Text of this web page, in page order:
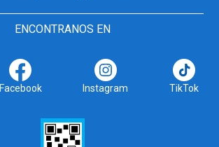
ENCONTRANOS EN
Facebook Instagram TikTok